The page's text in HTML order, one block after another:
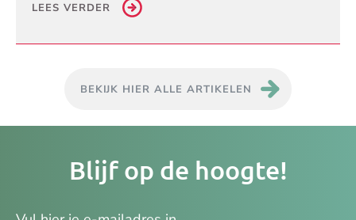
LEES VERDER
BEKIJK HIER ALLE ARTIKELEN
Blijf op de hoogte!